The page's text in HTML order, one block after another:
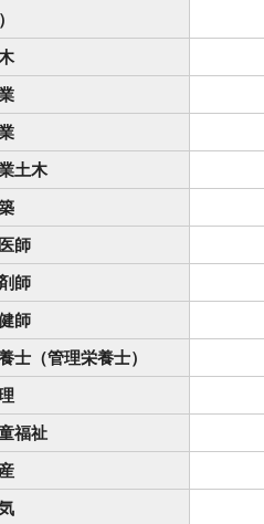
土木
師
師
師
士（管理栄養士）
福祉